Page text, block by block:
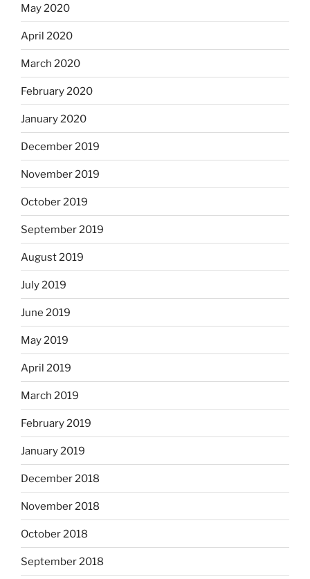
May 2020
April 2020
March 2020
February 2020
January 2020
December 2019
November 2019
October 2019
September 2019
August 2019
July 2019
June 2019
May 2019
April 2019
March 2019
February 2019
January 2019
December 2018
November 2018
October 2018
September 2018